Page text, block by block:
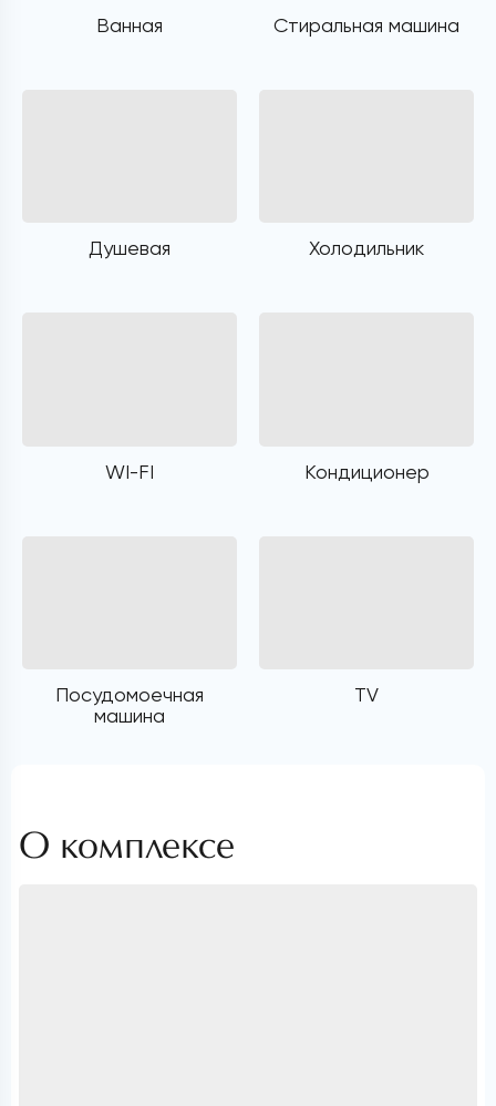
Ванная Стиральная машина
Душевая Холодильник
WI-FI Кондиционер
Посудомоечная
машина
TV
О комплексе